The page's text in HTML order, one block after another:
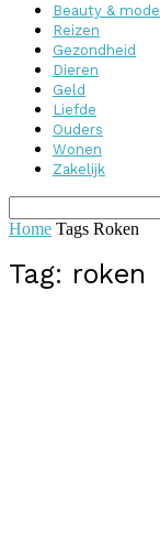
Beauty & mode
Reizen
Gezondheid
Dieren
Geld
Liefde
Ouders
Wonen
Zakelijk
Home Tags Roken
Tag: roken